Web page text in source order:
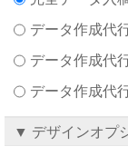
データ作成代
データ作成代
データ作成代
▼ デザインオプ